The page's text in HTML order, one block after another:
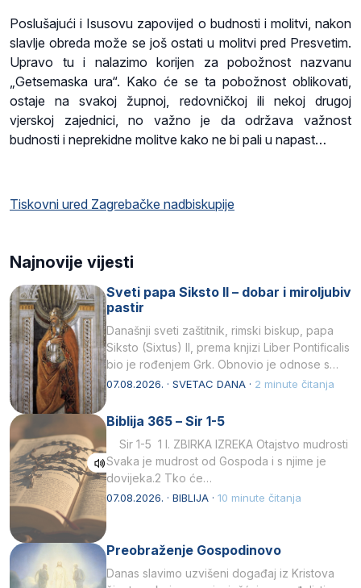
Poslušajući i Isusovu zapovijed o budnosti i molitvi, nakon
slavlje obreda može se još ostati u molitvi pred Presvetim.
Upravo tu i nalazimo korijen za pobožnost nazvanu
„Getsemaska ura“. Kako će se ta pobožnost oblikovati,
ostaje na svakoj župnoj, redovničkoj ili nekoj drugoj
vjerskoj zajednici, no važno je da održava važnost
budnosti i neprekidne molitve kako ne bi pali u napast…
Tiskovni ured Zagrebačke nadbiskupije
Najnovije vijesti
Sveti papa Siksto II – dobar i miroljubiv
pastir
Današnji sveti zaštitnik, rimski biskup, papa
Siksto (Sixtus) II, prema knjizi Liber Pontificalis
bio je rođenjem Grk. Obnovio je odnose s
afričkim…
07.08.2026. · SVETAC DANA · 2 minute čitanja
Biblija 365 – Sir 1-5
Sir 1-5 1 I. ZBIRKA IZREKA Otajstvo mudrosti
Svaka je mudrost od Gospoda i s njime je
dovijeka.2 Tko će…
07.08.2026. · BIBLIJA · 10 minute čitanja
Preobraženje Gospodinovo
Danas slavimo uzvišeni događaj iz Kristova